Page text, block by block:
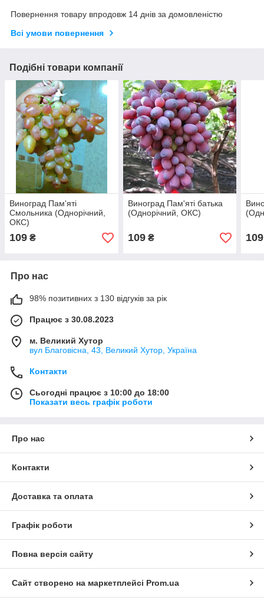
Повернення товару впродовж 14 днів за домовленістю
Всі умови повернення
Подібні товари компанії
Виноград Пам'яті
Смольника (Однорічний,
ОКС)
109 ₴
Виноград Пам'яті батька
(Однорічний, ОКС)
109₴ 109
Про нас
98% позитивних з 130 відгуків за рік
Працює з 30.08.2023
м. Великий Хутор
вул Благовісна, 43, Великий Хутор, Україна
Контакти
Сьогодні працює з 10:00 до 18:00
Показати весь графік роботи
Про нас
Контакти
Доставка та оплата
Графік роботи
Повна версія сайту
Сайт створено на маркетплейсі Prom.ua